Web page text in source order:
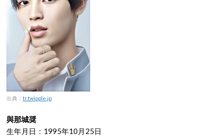
出典： tr.twipple.jp
與那城奨
生年月日：1995年10月25日